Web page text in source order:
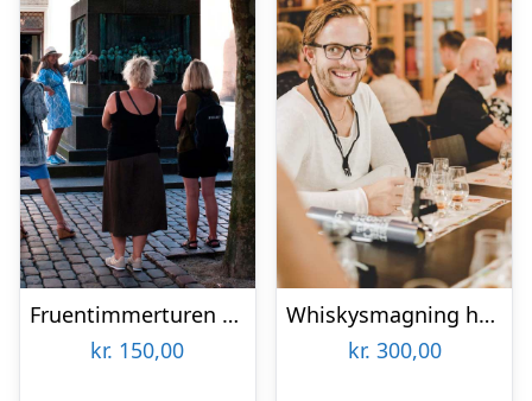
Fruentimmerturen – en byvandring i København
kr. 150,00
Whiskysmagning hos Braunstein
kr. 300,00